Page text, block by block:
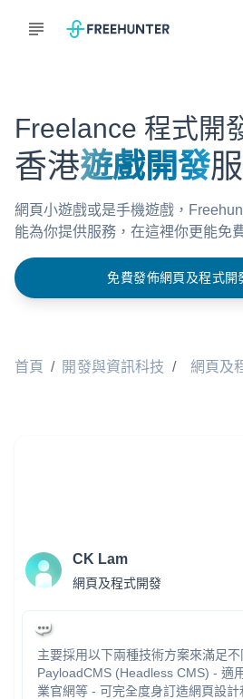
Freelance 程式開
香港遊戲開發
網頁小遊戲或是手機遊戲，
能為你提供服務，在這裡你更能免
免費發佈網頁及程式開
首頁 / 開發與資訊科技 / 網頁及
CK Lam
網頁及程式開發
主要採用以下兩種技術方案來滿足不同客戶
PayloadCMS (Headless CMS) - 適
業官網等 - 可完全度身訂造網頁設計